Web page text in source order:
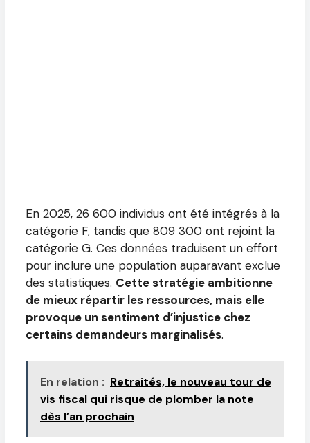
En 2025, 26 600 individus ont été intégrés à la
catégorie F, tandis que 809 300 ont rejoint la
catégorie G. Ces données traduisent un effort
pour inclure une population auparavant exclue
des statistiques. Cette stratégie ambitionne
de mieux répartir les ressources, mais elle
provoque un sentiment d’injustice chez
certains demandeurs marginalisés.
En relation : Retraités, le nouveau tour de
vis fiscal qui risque de plomber la note
dès l’an prochain